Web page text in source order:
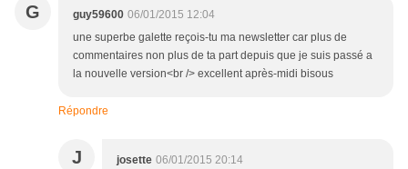
G guy59600 06/01/2015 12:04
une superbe galette reçois-tu ma newsletter car plus de
commentaires non plus de ta part depuis que je suis passé a
la nouvelle version<br /> excellent après-midi bisous
Répondre
J josette 06/01/2015 20:14